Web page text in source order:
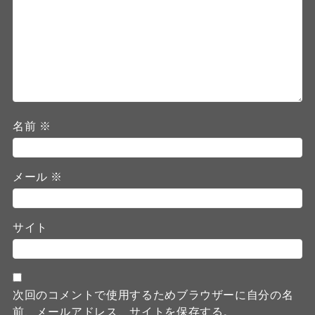
名前 ※
メール ※
サイト
次回のコメントで使用するためブラウザーに自分の名
前、メールアドレス、サイトを保存する。